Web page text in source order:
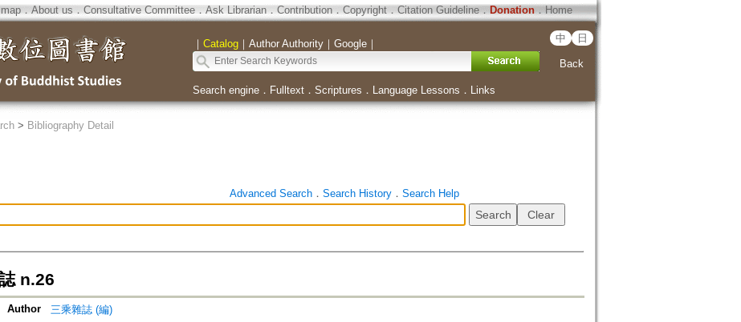
．About us ． Consultative Committee． Ask Librarian． Contribution．Copyright．Citation Guideline． Donation．Home
｜ Catalog｜ Author Authority｜ Google｜ 中 日
Back
Search engine． Fulltext． Scriptures ． Language Lessons ． Links
> Bibliography Detail
Advanced Search． Search History． Search Help
n.26
Author
三乘雜誌 (編)